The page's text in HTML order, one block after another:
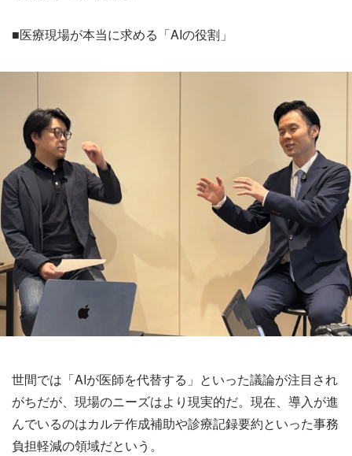
■医療現場が本当に求める「AIの役割」
世間では「AIが医師を代替する」といった議論が注目され
がちだが、現場のニーズはより現実的だ。現在、導入が進
んでいるのはカルテ作成補助や診療記録要約といった事務
負担軽減の領域だという。